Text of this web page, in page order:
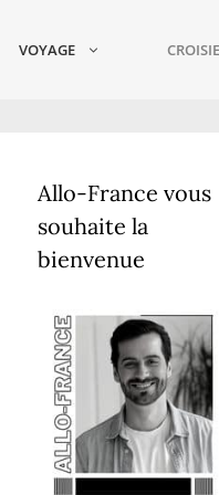
VOYAGE
Allo-France vous
souhaite la
bienvenue